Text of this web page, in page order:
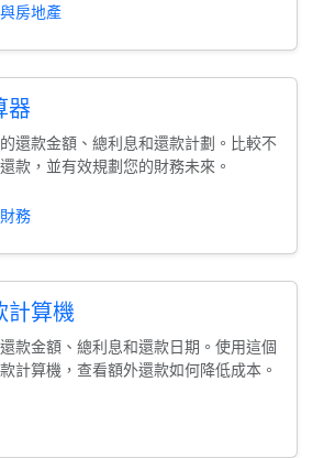
房地產
器
還款金額、總利息和還款計劃。比較不
款，並有效規劃您的財務未來。
務
計算機
款金額、總利息和還款日期。使用這個
計算機，查看額外還款如何降低成本。